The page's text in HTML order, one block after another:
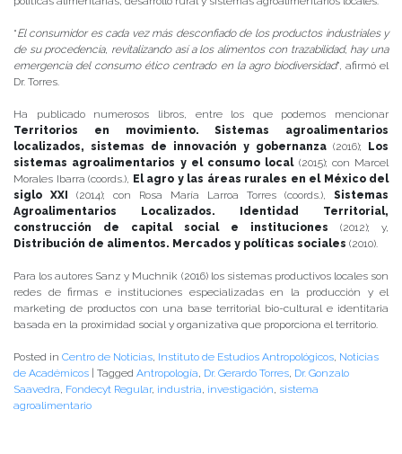
“El consumidor es cada vez más desconfiado de los productos industriales y
de su procedencia, revitalizando así a los alimentos con trazabilidad, hay una
emergencia del consumo ético centrado en la agro biodiversidad”, afirmó el
Dr. Torres.
Ha publicado numerosos libros, entre los que podemos mencionar
Territorios en movimiento. Sistemas agroalimentarios
localizados, sistemas de innovación y gobernanza (2016); Los
sistemas agroalimentarios y el consumo local(2015); con Marcel
Morales Ibarra (coords.), El agro y las áreas rurales en el México del
siglo XXI (2014); con Rosa María Larroa Torres (coords.), Sistemas
Agroalimentarios Localizados. Identidad Territorial,
construcción de capital social e instituciones (2012); y,
Distribución de alimentos. Mercados y políticas sociales (2010).
Para los autores Sanz y Muchnik (2016) los sistemas productivos locales son
redes de firmas e instituciones especializadas en la producción y el
marketing de productos con una base territorial bio-cultural e identitaria
basada en la proximidad social y organizativa que proporciona el territorio.
Posted in Centro de Noticias Instituto de Estudios Antropológicos Noticias
de Académicos | Tagged Antropología Dr. Gerardo Torres Dr. Gonzalo
Saavedra Fondecyt Regular, industria investigación sistema
agroalimentario